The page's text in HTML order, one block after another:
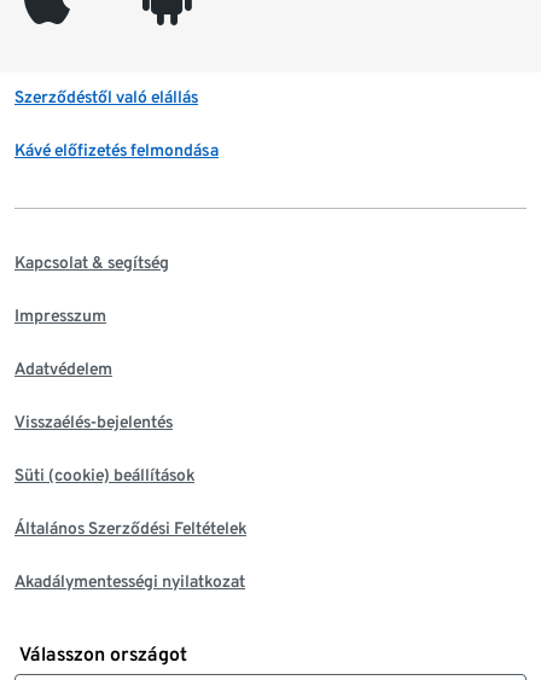
Szerződéstől való elállás
Kávé előfizetés felmondása
Kapcsolat & segítség
Impresszum
Adatvédelem
Visszaélés-bejelentés
Süti (cookie) beállítások
Általános Szerződési Feltételek
Akadálymentességi nyilatkozat
Válasszon országot